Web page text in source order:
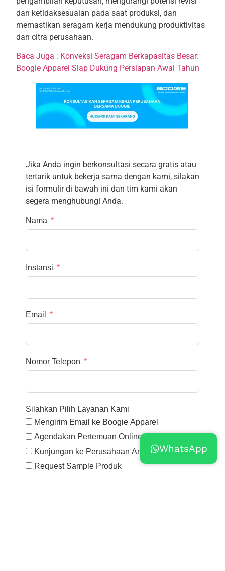
dan ketidaksesuaian pada saat produksi, dan
memastikan seragam kerja mendukung produktivitas
dan citra perusahaan.
Baca Juga : Konveksi Seragam Berkapasitas Besar:
Boogie Apparel Siap Dukung Persiapan Awal Tahun
Jika Anda ingin berkonsultasi secara gratis atau
tertarik untuk bekerja sama dengan kami, silakan
isi formulir di bawah ini dan tim kami akan
segera menghubungi Anda.
Nama
Instansi
Email
Nomor Telepon
Silahkan Pilih Layanan Kami
Mengirim Email ke Boogie Apparel
Agendakan Pertemuan Online
Kunjungan ke Perusahaan Anda
Request Sample Produk
WhatsApp